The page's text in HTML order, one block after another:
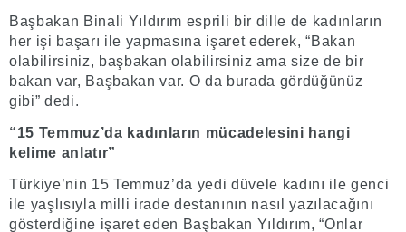
Başbakan Binali Yıldırım esprili bir dille de kadınların
her işi başarı ile yapmasına işaret ederek, “Bakan
olabilirsiniz, başbakan olabilirsiniz ama size de bir
bakan var, Başbakan var. O da burada gördüğünüz
gibi” dedi.
“15 Temmuz’da kadınların mücadelesini hangi
kelime anlatır”
Türkiye’nin 15 Temmuz’da yedi düvele kadını ile genci
ile yaşlısıyla milli irade destanının nasıl yazılacağını
gösterdiğine işaret eden Başbakan Yıldırım, “Onlar